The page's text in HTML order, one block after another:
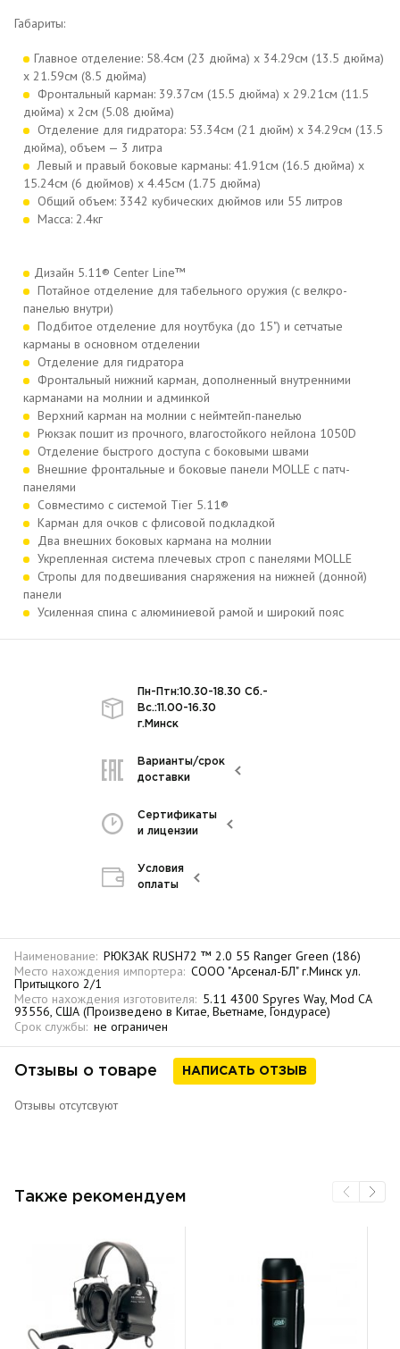
Габариты:
Главное отделение: 58.4см (23 дюйма) x 34.29см (13.5 дюйма)
x 21.59см (8.5 дюйма)
Фронтальный карман: 39.37см (15.5 дюйма) x 29.21см (11.5
дюйма) x 2см (5.08 дюйма)
Отделение для гидратора: 53.34см (21 дюйм) x 34.29см (13.5
дюйма), объем — 3 литра
Левый и правый боковые карманы: 41.91см (16.5 дюйма) х
15.24см (6 дюймов) х 4.45см (1.75 дюйма)
Общий объем: 3342 кубических дюймов или 55 литров
Масса: 2.4кг
Дизайн 5.11® Center Line™
Потайное отделение для табельного оружия (с велкро-
панелью внутри)
Подбитое отделение для ноутбука (до 15") и сетчатые
карманы в основном отделении
Отделение для гидратора
Фронтальный нижний карман, дополненный внутренними
карманами на молнии и админкой
Верхний карман на молнии с неймтейп-панелью
Рюкзак пошит из прочного, влагостойкого нейлона 1050D
Отделение быстрого доступа с боковыми швами
Внешние фронтальные и боковые панели MOLLE c патч-
панелями
Совместимо с системой Tier 5.11®
Карман для очков с флисовой подкладкой
Два внешних боковых кармана на молнии
Укрепленная система плечевых строп с панелями MOLLE
Стропы для подвешивания снаряжения на нижней (донной)
панели
Усиленная спина с алюминиевой рамой и широкий пояс
Пн-Птн:10.30-18.30 Сб.-
Вс.:11.00-16.30
г.Минск
Варианты/срок
доставки
Сертификаты
и лицензии
Условия
оплаты
Наименование: РЮКЗАК RUSH72 ™ 2.0 55 Ranger Green (186)
Место нахождения импортера: СООО "Арсенал-БЛ" г.Минск ул.
Притыцкого 2/1
Место нахождения изготовителя: 5.11 4300 Spyres Way, Mod CA
93556, США (Произведено в Китае, Вьетнаме, Гондурасе)
Срок службы: не ограничен
Отзывы о товаре НАПИСАТЬ ОТЗЫВ
Отзывы отсутсвуют
Также рекомендуем